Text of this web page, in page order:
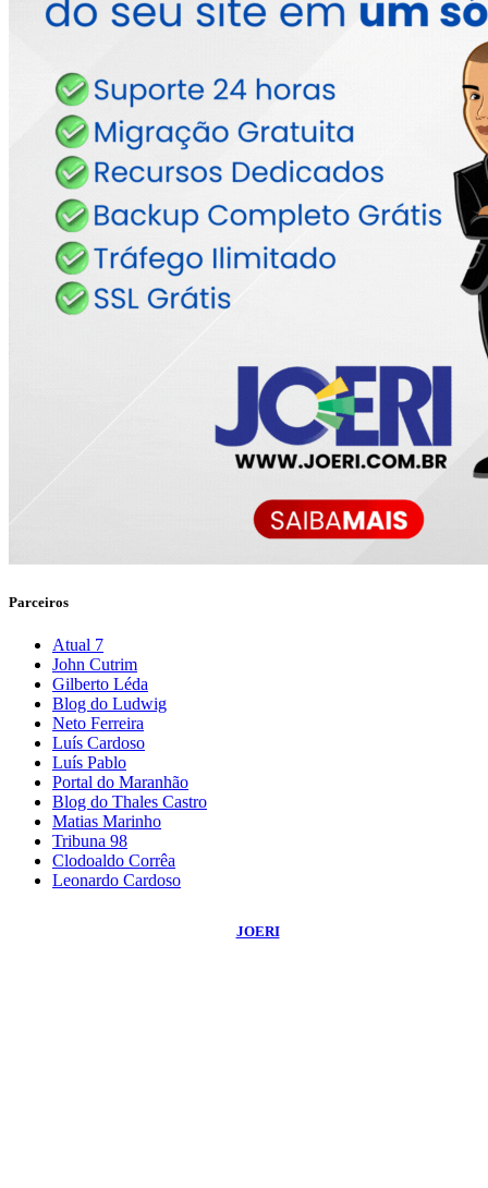
Parceiros
Atual 7
John Cutrim
Gilberto Léda
Blog do Ludwig
Neto Ferreira
Luís Cardoso
Luís Pablo
Portal do Maranhão
Blog do Thales Castro
Matias Marinho
Tribuna 98
Clodoaldo Corrêa
Leonardo Cardoso
JOERI